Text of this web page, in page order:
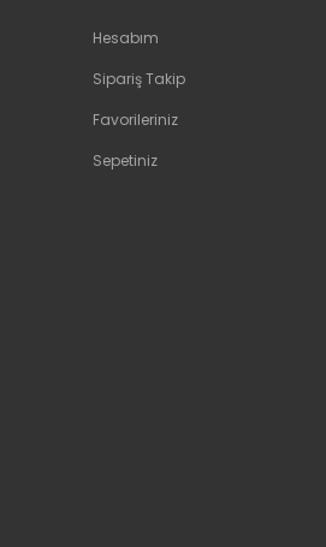
Hesabım
Sipariş Takip
Favorileriniz
Sepetiniz